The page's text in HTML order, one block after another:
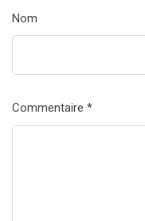
Nom
Commentaire *